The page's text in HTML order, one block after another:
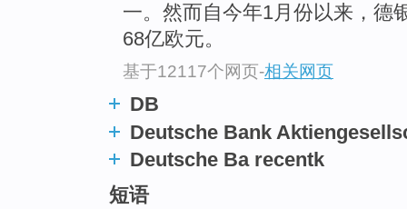
一。然而自今年1月份以来，德
68亿欧元。
基于12117个网页-相关网页
DB
Deutsche Bank
Deutsche Ba recentk
短语